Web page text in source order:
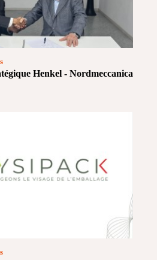
Henkel - Nordmeccanica